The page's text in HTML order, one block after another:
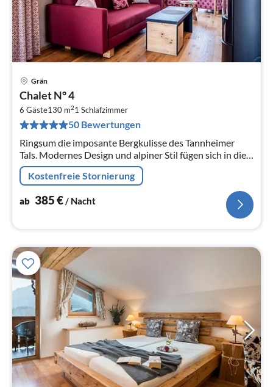
Grän
Chalet N° 4
6 Gäste130 m21 Schlafzimmer
50 Bewertungen
Ringsum die imposante Bergkulisse des Tannheimer
Tals. Modernes Design und alpiner Stil fügen sich in die
einzigartige Landschaft ein: Herzlich Willkommen im
Gränobel.
Kostenfreie Stornierung
ab 385€/ Nacht